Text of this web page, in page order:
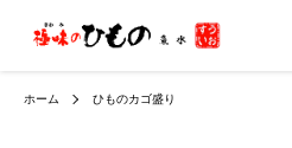
ホーム ひものカゴ盛り